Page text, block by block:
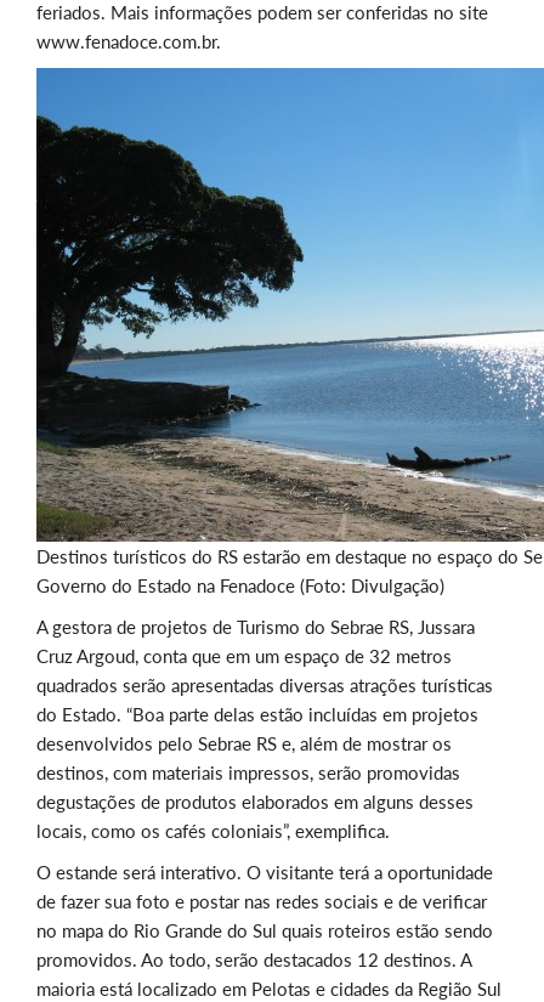
feriados. Mais informações podem ser conferidas no site
www.fenadoce.com.br.
Destinos turísticos do RS estarão em destaque no espaço do
Governo do Estado na Fenadoce (Foto: Divulgação)
A gestora de projetos de Turismo do Sebrae RS, Jussara
Cruz Argoud, conta que em um espaço de 32 metros
quadrados serão apresentadas diversas atrações turísticas
do Estado. “Boa parte delas estão incluídas em projetos
desenvolvidos pelo Sebrae RS e, além de mostrar os
destinos, com materiais impressos, serão promovidas
degustações de produtos elaborados em alguns desses
locais, como os cafés coloniais”, exemplifica.
O estande será interativo. O visitante terá a oportunidade
de fazer sua foto e postar nas redes sociais e de verificar
no mapa do Rio Grande do Sul quais roteiros estão sendo
promovidos. Ao todo, serão destacados 12 destinos. A
maioria está localizado em Pelotas e cidades da Região Sul